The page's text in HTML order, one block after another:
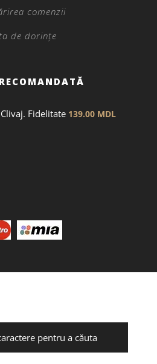
comenzii
de dorințe
Clivaj. Fidelitate 139.00 MDL